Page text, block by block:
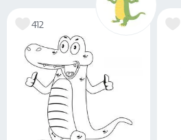
412